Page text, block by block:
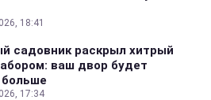
18:41
садовник раскрыл хитрый
ваш двор будет
больше
17:34